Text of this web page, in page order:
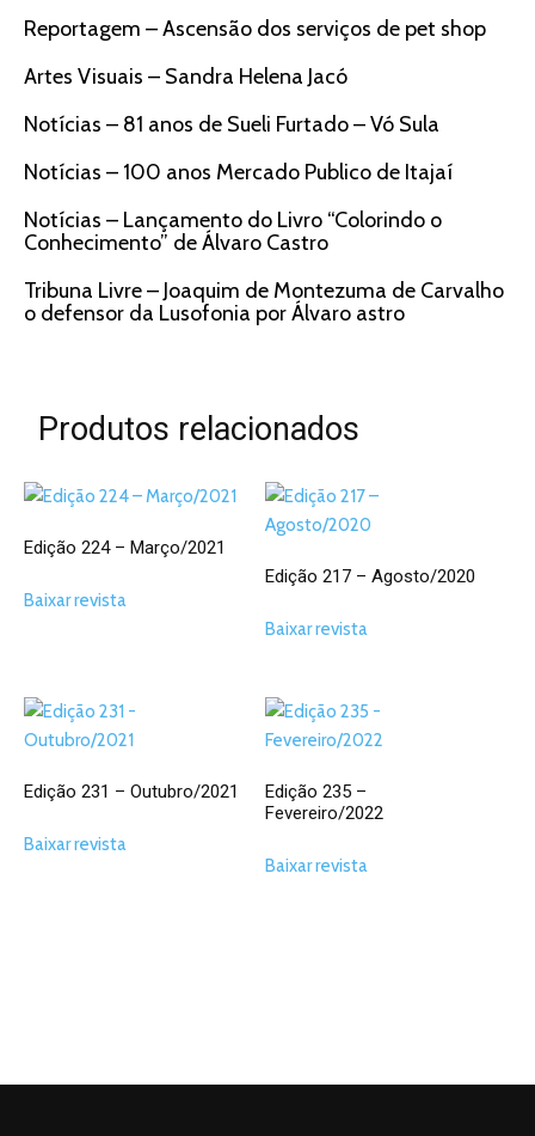
Reportagem – Ascensão dos serviços de pet shop
Artes Visuais – Sandra Helena Jacó
Notícias – 81 anos de Sueli Furtado – Vó Sula
Notícias – 100 anos Mercado Publico de Itajaí
Notícias – Lançamento do Livro “Colorindo o
Conhecimento” de Álvaro Castro
Tribuna Livre – Joaquim de Montezuma de Carvalho
o defensor da Lusofonia por Álvaro astro
Produtos relacionados
Edição 224 – Março/2021
Baixar revista
Edição 217 – Agosto/2020
Baixar revista
Edição 231 – Outubro/2021
Baixar revista
Edição 235 –
Fevereiro/2022
Baixar revista